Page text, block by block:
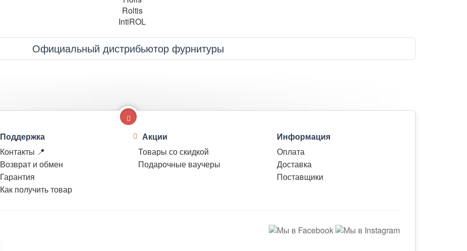
Официальный дистрибьютор фурнитуры
Поддержка
Контакты 📍
Возврат и обмен
Гарантия
Как получить товар
Акции
Товары со скидкой
Подарочные ваучеры
Информация
Оплата
Доставка
Поставщики